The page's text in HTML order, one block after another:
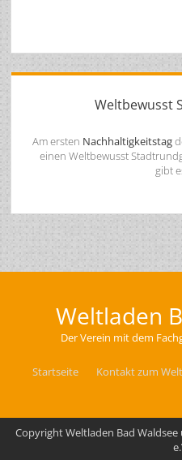
Weltbewusst
Am ersten Nachhaltigkeitstag
einen Weltbewusst
gibt
Weltladen
Der Verein mit dem
Startseite Kontakt zum
Copyright Weltladen Bad